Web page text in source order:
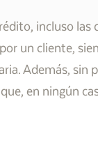
incluso
un cliente,
Además, sin
en ningún